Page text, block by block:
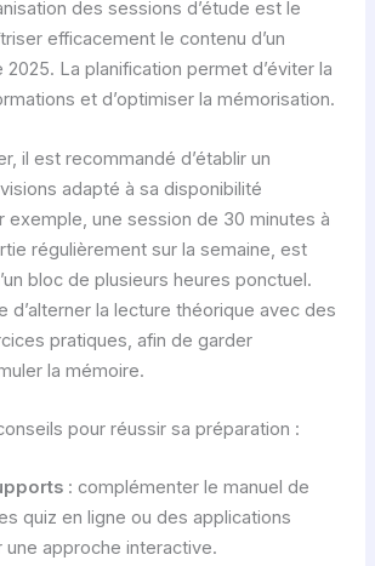
des sessions d’étude est le
efficacement le contenu d’un
La planification permet d’éviter la
et d’optimiser la mémorisation.
il est recommandé d’établir un
adapté à sa disponibilité
exemple, une session de 30 minutes à
régulièrement sur la semaine, est
bloc de plusieurs heures ponctuel.
d’alterner la lecture théorique avec des
pratiques, afin de garder
la mémoire.
pour réussir sa préparation :
: complémenter le manuel de
quiz en ligne ou des applications
une approche interactive.